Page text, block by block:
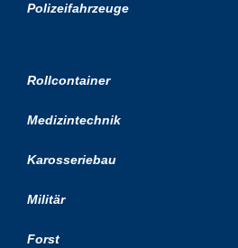
Polizeifahrzeuge
Rollcontainer
Medizintechnik
Karosseriebau
Militär
Forst